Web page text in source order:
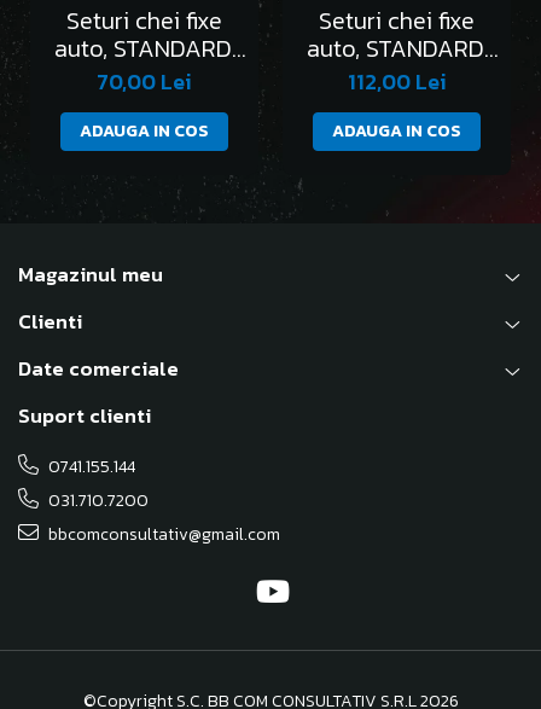
Seturi chei fixe
auto, STANDARD,
în clemă/6 bucati
70,00 Lei
ADAUGA IN COS
Seturi chei fixe
auto, STANDARD,
în clemă/8 bucati
112,00 Lei
ADAUGA IN COS
Magazinul meu
Clienti
Date comerciale
Suport clienti
0741.155.144
031.710.7200
bbcomconsultativ@gmail.com
©Copyright S.C. BB COM CONSULTATIV S.R.L 2026